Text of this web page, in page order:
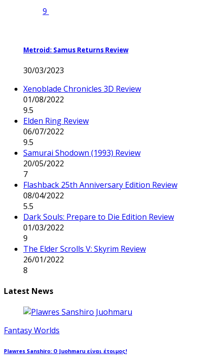
9
Metroid: Samus Returns Review
30/03/2023
Xenoblade Chronicles 3D Review
01/08/2022
9.5
Elden Ring Review
06/07/2022
9.5
Samurai Shodown (1993) Review
20/05/2022
7
Flashback 25th Anniversary Edition Review
08/04/2022
5.5
Dark Souls: Prepare to Die Edition Review
01/03/2022
9
The Elder Scrolls V: Skyrim Review
26/01/2022
8
Latest News
Fantasy Worlds
Plawres Sanshiro: Ο Juohmaru είναι έτοιμος!